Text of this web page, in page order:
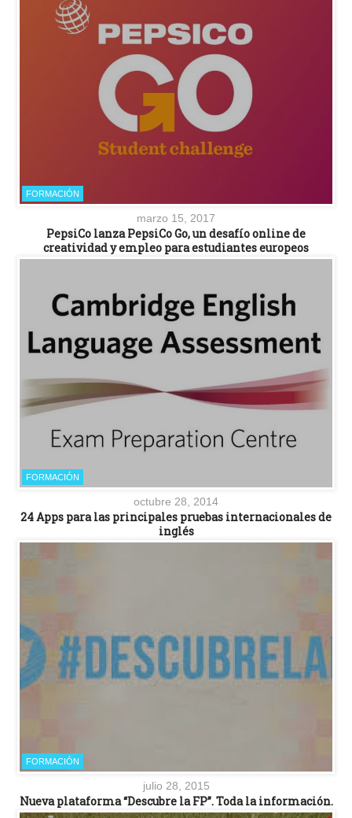
FORMACIÓN
marzo 15, 2017
PepsiCo lanza PepsiCo Go, un desafío online de
creatividad y empleo para estudiantes europeos
FORMACIÓN
octubre 28, 2014
24 Apps para las principales pruebas internacionales de
inglés
FORMACIÓN
julio 28, 2015
Nueva plataforma “Descubre la FP”. Toda la información.